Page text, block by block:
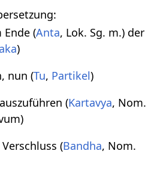
Ende (Anta, Lok. Sg. m.) der
)
nun (Tu, Partikel)
(Kartavya, Nom.
Verschluss (Bandha, Nom.